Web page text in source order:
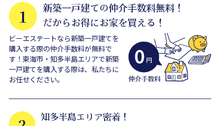
ビーエステートなら新築一戸建てを
購入する際の仲介手数料が無料で
す！東海市・知多半島エリアで新築
一戸建てを購入する際は、私たちに
お任せください。